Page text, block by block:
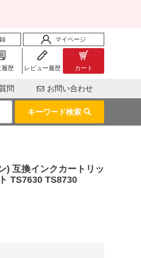
マイページ
履歴 レビュー履歴 カート
問 お問い合わせ
キーワード検索
) 互換インクカートリッ
TS7630 TS8730